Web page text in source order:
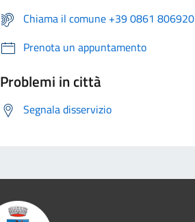
Chiama il comune +39 0861 806920
Prenota un appuntamento
Problemi in città
Segnala disservizio